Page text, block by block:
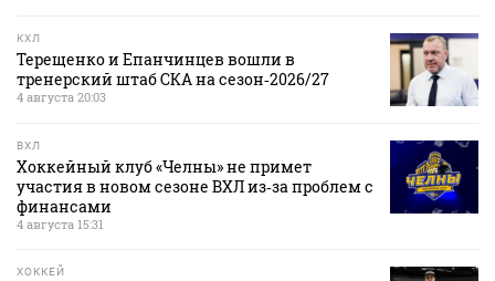
КХЛ
Терещенко и Епанчинцев вошли в
тренерский штаб СКА на сезон‑2026/27
4 августа 20:03
ВХЛ
Хоккейный клуб «Челны» не примет
участия в новом сезоне ВХЛ из‑за проблем с
финансами
4 августа 15:31
ХОККЕЙ